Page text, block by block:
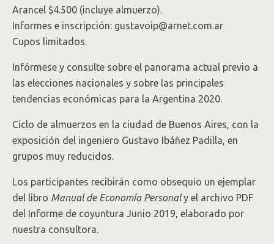
Arancel $4.500 (incluye almuerzo).
Informes e inscripción: gustavoip@arnet.com.ar
Cupos limitados.
Infórmese y consulte sobre el panorama actual previo a
las elecciones nacionales y sobre las principales
tendencias económicas para la Argentina 2020.
Ciclo de almuerzos en la ciudad de Buenos Aires, con la
exposición del ingeniero Gustavo Ibáñez Padilla, en
grupos muy reducidos.
Los participantes recibirán como obsequio un ejemplar
del libro Manual de Economía Personaly el archivo PDF
del Informe de coyuntura Junio 2019, elaborado por
nuestra consultora.